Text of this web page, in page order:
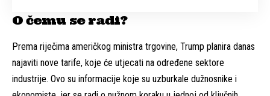
O čemu se radi?
Prema riječima američkog ministra trgovine, Trump planira danas
najaviti nove tarife, koje će utjecati na određene sektore
industrije. Ovo su informacije koje su uzburkale dužnosnike i